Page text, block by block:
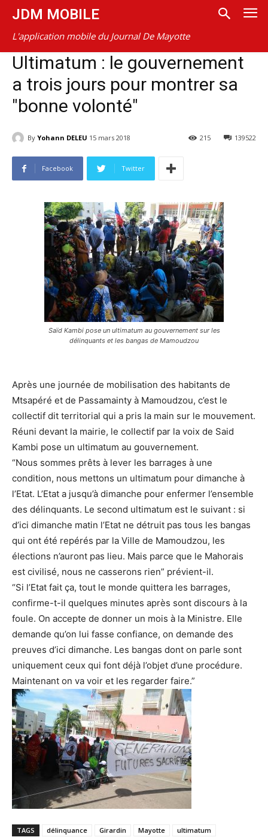
JDM MOBILE
L'application mobile du Journal De Mayotte
Ultimatum : le gouvernement
a trois jours pour montrer sa
"bonne volonté"
By Yohann DELEU 15 mars 2018 139522
215
Facebook Twitter
Saïd Kambi pose un ultimatum au gouvernement sur les
délinquants et les bangas de Mamoudzou
Après une journée de mobilisation des habitants de
Mtsapéré et de Passamainty à Mamoudzou, c’est le
collectif dit territorial qui a pris la main sur le mouvement.
Réuni devant la mairie, le collectif par la voix de Said
Kambi pose un ultimatum au gouvernement.
“Nous sommes prêts à lever les barrages à une
condition, nous mettons un ultimatum pour dimanche à
l’Etat. L’Etat a jusqu’à dimanche pour enfermer l’ensemble
des délinquants. Le second ultimatum est le suivant : si
d’ici dimanche matin l’Etat ne détruit pas tous les bangas
qui ont été repérés par la Ville de Mamoudzou, les
élections n’auront pas lieu. Mais parce que le Mahorais
est civilisé, nous ne casserons rien” prévient-il.
“Si l’Etat fait ça, tout le monde quittera les barrages,
confirme-t-il quelques minutes après sont discours à la
foule. On accepte de donner un mois à la Ministre. Elle
demande qu’on lui fasse confiance, on demande des
preuves d’ici dimanche. Les bangas dont on parle sont
uniquement ceux qui font déjà l’objet d’une procédure.
Maintenant on va voir et les regarder faire.”
TAGS délinquance Girardin Mayotte ultimatum